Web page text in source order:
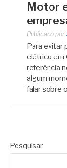
Motor
Publicado por
Para evitar
elétrico em
referência
algum
falar sobre
Pesquisar